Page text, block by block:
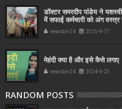
डॉक्टर समरदीप पांडेय ने
में सफाई कर्मचारी को अंग
सहयोग किया
newsbin24 2025-9-17
मेहंदी क्या है और इसे कैसे लगाए
newsbin24 2024-9-25
RANDOM POSTS